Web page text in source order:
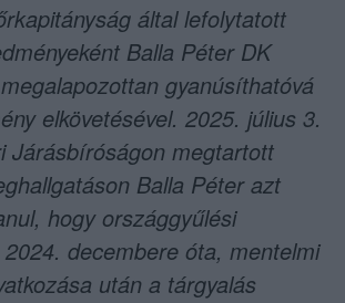
által lefolytatott
Balla Péter DK
gyanúsíthatóvá
elkövetésével. 2025. július 3.
Járásbíróságon megtartott
Balla Péter azt
hogy országgyűlési
decembere óta, mentelmi
után a tárgyalás